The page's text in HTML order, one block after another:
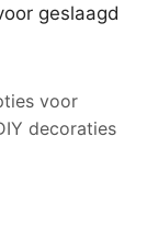
geslaagd
voor
decoraties